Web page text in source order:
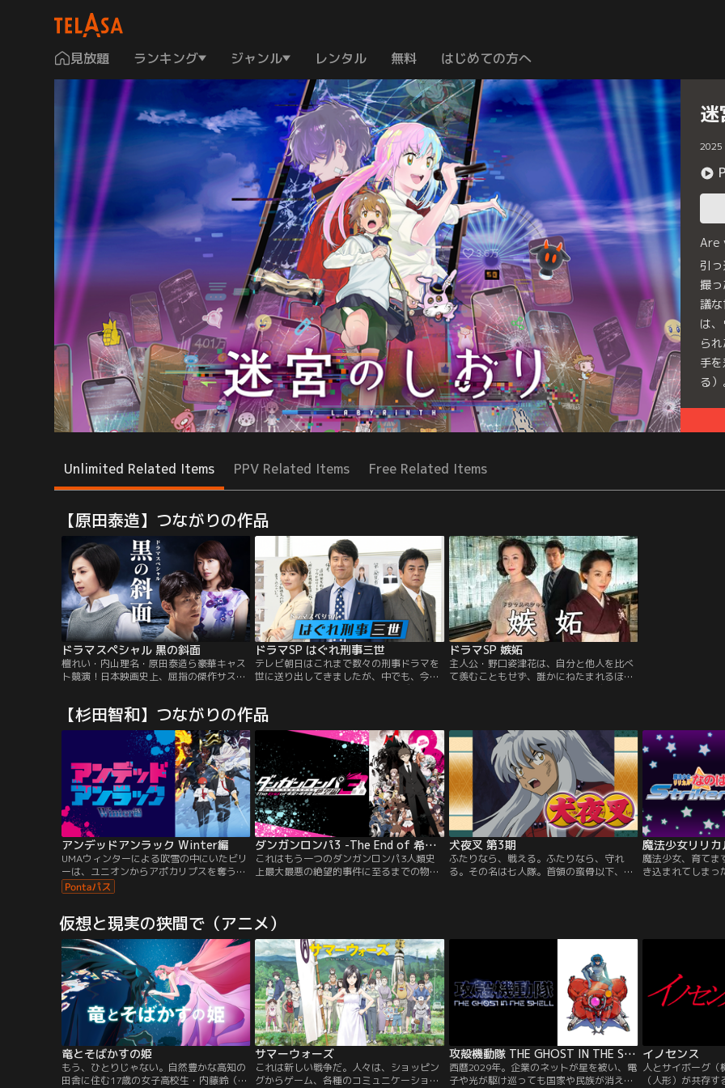
見放題 ランキング ジャンル レンタル 無料 はじめての方へ
2025
Are
引
撮
議
は
ら
手
る
Unlimited Related Items PPV Related Items Free Related Items
【原田泰造】つながりの作品
ドラマスペシャル 黒の斜面
檀れい・内山理名・原田泰造ら豪華キャス
ト競演！日本映画史上、屈指の傑作サスペ
復活！墜落事故で消息を絶った夫。
ドラマSP はぐれ刑事三世
テレビ朝日はこれまで数々の刑事ドラマを
世に送り出してきましたが、中でも、今な
お色褪せることのない人気シリーズの代表
説の刑事ドラマがこのたび、装い新たに帰
ってきます！今作の主人公、捜査一課の個
性派刑事・浦安吉之を演じるのは、俳優と
しての活躍もめざましい原田泰造。
ドラマSP 嫉妬
主人公・野口姿津花は、自分と他人を比べ
て羨むこともせず、誰かにねたまれるほど
りと生きてきました。ところが、そんなあ
る日…。
【杉田智和】つながりの作品
アンデッドアンラック Winter編
UMAウィンターによる吹雪の中にいたビリ
ーは、ユニオンからアポカリプスを奪う画
策をしていた。そこへジュイスが現れ、ル
ープとアークの事実を明かし「もう一度組
ビリーの決意は固く、両者はUMAを伴った
熾烈なバトルに突入！
ダンガンロンパ3 -The End of 希望ヶ峰学園- 絶望編
これはもう一つのダンガンロンパ3人類史
上最大最悪の絶望的事件に至るまでの物
この学園には、超高校級の才能が集まる
「本科」と、高い学費を払えば誰でも入れ
る「予備学科」が存在していた。
犬夜叉 第3期
ふたりなら、戦える。ふたりなら、守れ
る。その名は七人隊。首領の蛮骨以下、最
七人隊が登場する七人隊編、ついに登場！
魔法少女リリ
魔法少女、育てま
き込まれてしまっ
だった。管理局の
仮想と現実の狭間で（アニメ）
竜とそばかすの姫
もう、ひとりじゃない。自然豊かな高知の
田舎に住む17歳の女子高校生・内藤鈴（す
サマーウォーズ
これは新しい戦争だ。人々は、ショッピン
グからゲーム、各種のコミュニケーショ
攻殻機動隊 THE GHOST IN THE SHELL
西暦2029年。企業のネットが星を被い、電
子や光が駆け巡っても国家や民族が消えて
イノセンス
人とサイボーグ（
（人形）が共存